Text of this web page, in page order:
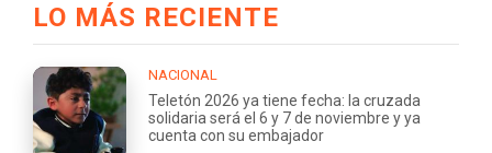
LO MÁS RECIENTE
NACIONAL
Teletón 2026 ya tiene fecha: la cruzada
solidaria será el 6 y 7 de noviembre y ya
cuenta con su embajador